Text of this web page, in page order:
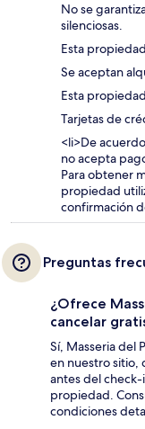
No se
silenciosas.
Esta
Se aceptan
Esta
Tarjetas de
<li>De
no acepta
Para obtener
propiedad
confirmación
Preguntas
¿Ofrece
cancelar
Sí, Masseria del
en nuestro sitio,
antes del
propiedad.
condiciones